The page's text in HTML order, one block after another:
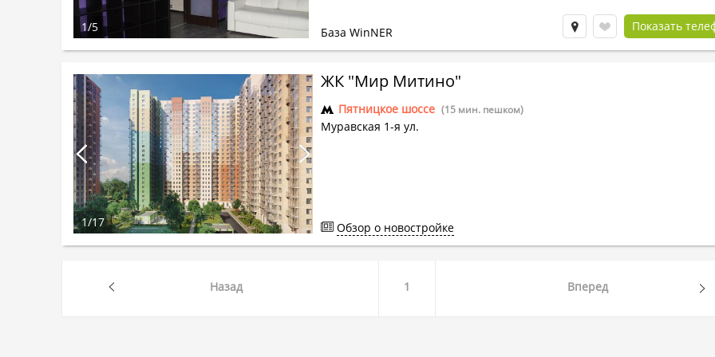
База WinNER Показать
1/5
ЖК "Мир Митино"
Пятницкое шоссе (15 мин. пешком)
Муравская 1-я ул.
Обзор о новостройке
1/17
Назад 1 Вперед